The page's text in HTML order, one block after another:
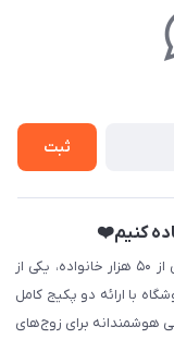
ثبت
کنیم❤️
با سال‌ها سابقه و اعتماد بیش از ۵۰ هزار خانواده، یکی از
با ارائه دو پکیج کامل
هوشمندانه برای زوج‌های